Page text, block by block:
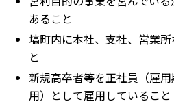
あること
塙町内に本社、支社、営業
と
新規高卒者等を正社員（雇
用）として雇用していること